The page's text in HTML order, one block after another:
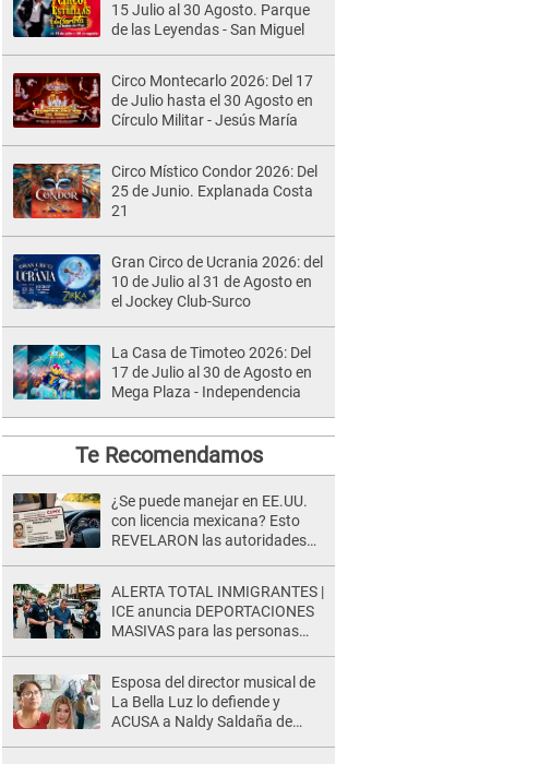
15 Julio al 30 Agosto. Parque
de las Leyendas - San Miguel
Circo Montecarlo 2026: Del 17
de Julio hasta el 30 Agosto en
Círculo Militar - Jesús María
Circo Místico Condor 2026: Del
25 de Junio. Explanada Costa
21
Gran Circo de Ucrania 2026: del
10 de Julio al 31 de Agosto en
el Jockey Club-Surco
La Casa de Timoteo 2026: Del
17 de Julio al 30 de Agosto en
Mega Plaza - Independencia
Te Recomendamos
¿Se puede manejar en EE.UU.
con licencia mexicana? Esto
REVELARON las autoridades
ALERTA TOTAL INMIGRANTES |
ICE anuncia DEPORTACIONES
MASIVAS para las personas
Esposa del director musical de
La Bella Luz lo defiende y
ACUSA a Naldy Saldaña de